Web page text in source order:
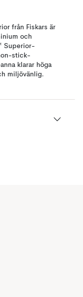
från Fiskars är
och
Superior-
stick-
klarar höga
miljövänlig.